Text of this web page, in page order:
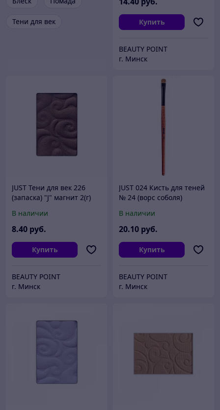
Тени для век Купить
BEAUTY POINT
г. Минск
JUST Тени для век 226
(запаска) "J" магнит 2(г)
В наличии
8.40 руб.
Купить
BEAUTY POINT
г. Минск
JUST 024 Кисть для теней
№ 24 (ворс соболя)
В наличии
20.10 руб.
Купить
BEAUTY POINT
г. Минск